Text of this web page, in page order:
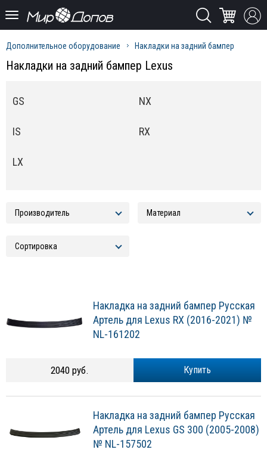
Дополнительное оборудование Накладки на задний бампер
Накладки на задний бампер Lexus
GS
IS
LX
NX
RX
Накладка на задний бампер Русская
Артель для Lexus RX (2016-2021) №
NL-161202
Купить
2040 руб.
Накладка на задний бампер Русская
Артель для Lexus GS 300 (2005-2008)
№ NL-157502